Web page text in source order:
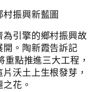
振興新藍圖
引擎的鄉村振興故
。陶新霞告訴記
點推進三大工程，
沃土上生根發芽，
花。